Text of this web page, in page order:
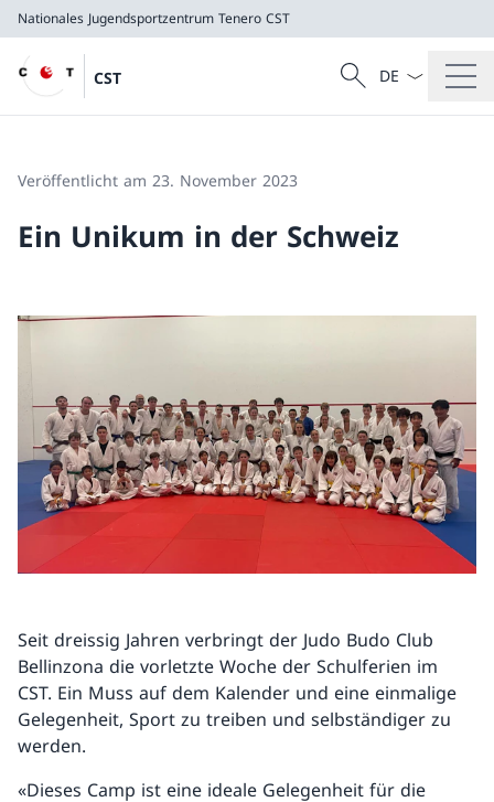
Nationales Jugendsportzentrum Tenero CST
CST
CST
Suche
Suche
Sprach
Veröffentlicht am 23. November 2023
Ein Unikum in der Schweiz
Seit dreissig Jahren verbringt der Judo Budo Club
Bellinzona die vorletzte Woche der Schulferien im
CST. Ein Muss auf dem Kalender und eine einmalige
Gelegenheit, Sport zu treiben und selbständiger zu
werden.
«Dieses Camp ist eine ideale Gelegenheit für die